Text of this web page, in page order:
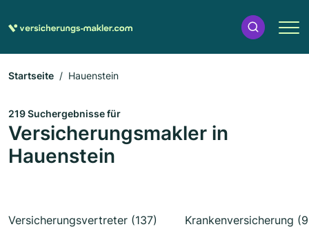
Startseite Hauenstein
219 Suchergebnisse für
Versicherungsmakler in
Hauenstein
Versicherungsvertreter (137) Krankenversicherung